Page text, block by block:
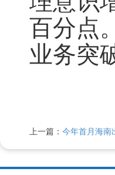
百分点
业务突
上一篇： 今年首月海南